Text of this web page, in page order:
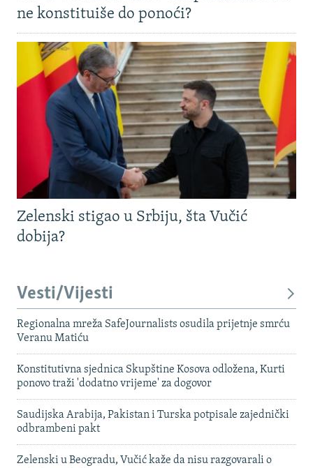
ne konstituiše do ponoći?
Zelenski stigao u Srbiju, šta Vučić
dobija?
Vesti/Vijesti
Regionalna mreža SafeJournalists osudila prijetnje smrću
Veranu Matiću
Konstitutivna sjednica Skupštine Kosova odložena, Kurti
ponovo traži 'dodatno vrijeme' za dogovor
Saudijska Arabija, Pakistan i Turska potpisale zajednički
odbrambeni pakt
Zelenski u Beogradu, Vučić kaže da nisu razgovarali o